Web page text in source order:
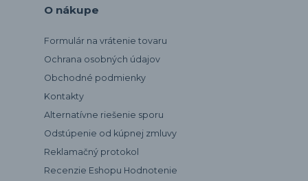
O nákupe
Formulár na vrátenie tovaru
Ochrana osobných údajov
Obchodné podmienky
Kontakty
Alternatívne riešenie sporu
Odstúpenie od kúpnej zmluvy
Reklamačný protokol
Recenzie Eshopu Hodnotenie